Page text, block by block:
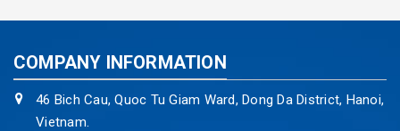
COMPANY INFORMATION
46 Bich Cau, Quoc Tu Giam Ward, Dong Da District, Hanoi,
Vietnam.